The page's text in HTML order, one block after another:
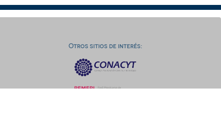
Otros sitios de interés: